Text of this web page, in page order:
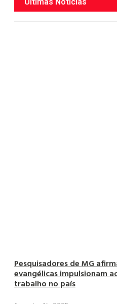
Pesquisadores de MG
evangélicas impulsionam
trabalho no país